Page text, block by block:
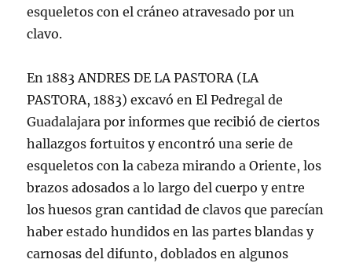
esqueletos con el cráneo atravesado por un
clavo.
En 1883 ANDRES DE LA PASTORA (LA
PASTORA, 1883) excavó en El Pedregal de
Guadalajara por informes que recibió de ciertos
hallazgos fortuitos y encontró una serie de
esqueletos con la cabeza mirando a Oriente, los
brazos adosados a lo largo del cuerpo y entre
los huesos gran cantidad de clavos que parecían
haber estado hundidos en las partes blandas y
carnosas del difunto, doblados en algunos